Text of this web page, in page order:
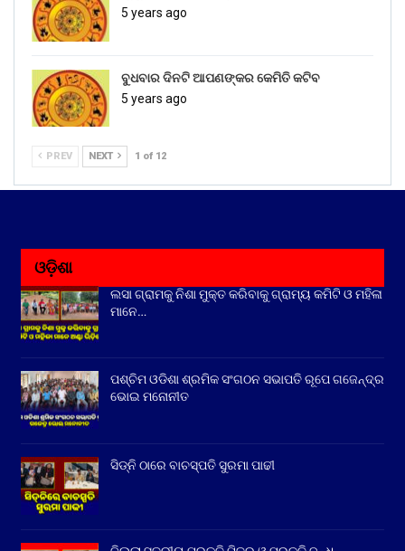
5 years ago
ବୁଧବାର ଦିନଟି ଆପଣଙ୍କର କେମିତି କଟିବ
5 years ago
PREV NEXT 1 of 12
ଓଡ଼ିଶା
ଲସା ଗ୍ରାମକୁ ନିଶା ମୁକ୍ତ କରିବାକୁ ଗ୍ରାମ୍ୟ କମିଟି ଓ ମହିଳା
ମାନେ…
ପଶ୍ଚିମ ଓଡିଶା ଶ୍ରମିକ ସଂଗଠନ ସଭାପତି ରୂପେ ଗଜେନ୍ଦ୍ର
ଭୋଇ ମନୋନୀତ
ସିଡ୍‌ନି ଠାରେ ବାଚସ୍ପତି ସୁରମା ପାଢୀ